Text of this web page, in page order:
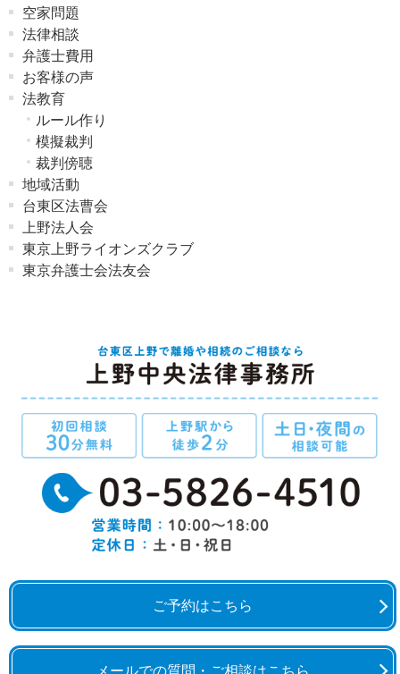
空家問題
法律相談
弁護士費用
お客様の声
法教育
ルール作り
模擬裁判
裁判傍聴
地域活動
台東区法曹会
上野法人会
東京上野ライオンズクラブ
東京弁護士会法友会
ご予約はこちら
メールでの質問・ご相談はこちら